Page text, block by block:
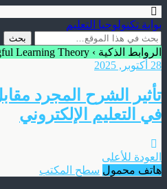
بوابة تكنولوجيا التعليم
الروابط الذكية › Meaningful Learning Theory
28 أكتوبر, 2025
تأثير الشرح المجرد
في التعليم الإلكتروني
العودة للأعلى
هاتف محمول سطح المكتب